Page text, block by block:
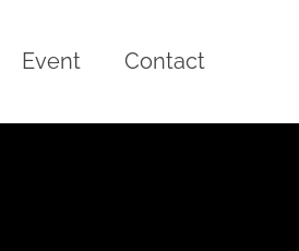
Event Contact